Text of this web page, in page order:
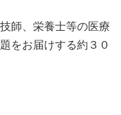
師、栄養士等の医療
をお届けする約３０